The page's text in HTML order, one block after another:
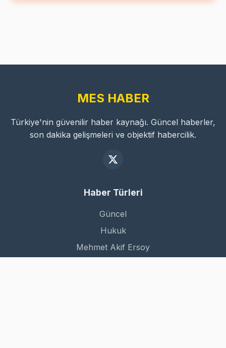
MES HABER
Türkiye'nin güvenilir haber kaynağı. Güncel haberler,
son dakika gelişmeleri ve objektif habercilik.
Haber Türleri
Güncel
Hukuk
Mehmet Akif Ersoy